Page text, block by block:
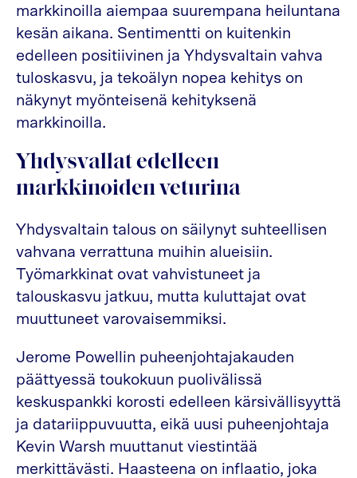
markkinoilla aiempaa suurempana heiluntana
kesän aikana. Sentimentti on kuitenkin
edelleen positiivinen ja Yhdysvaltain vahva
tuloskasvu, ja tekoälyn nopea kehitys on
näkynyt myönteisenä kehityksenä
markkinoilla.
Yhdysvallat edelleen
markkinoiden veturina
Yhdysvaltain talous on säilynyt suhteellisen
vahvana verrattuna muihin alueisiin.
Työmarkkinat ovat vahvistuneet ja
talouskasvu jatkuu, mutta kuluttajat ovat
muuttuneet varovaisemmiksi.
Jerome Powellin puheenjohtajakauden
päättyessä toukokuun puolivälissä
keskuspankki korosti edelleen kärsivällisyyttä
ja datariippuvuutta, eikä uusi puheenjohtaja
Kevin Warsh muuttanut viestintää
merkittävästi. Haasteena on inflaatio, joka